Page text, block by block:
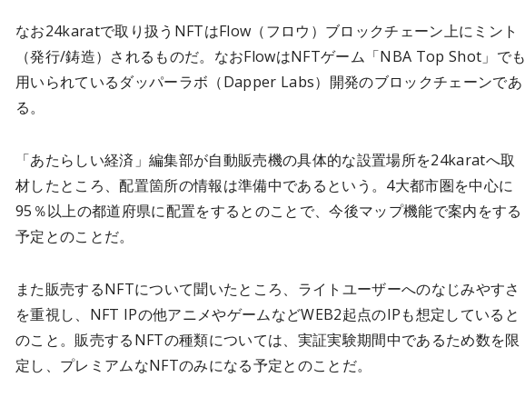
なお24karatで取り扱うNFTはFlow（フロウ）ブロックチェーン上にミント
（発行/鋳造）されるものだ。なおFlowはNFTゲーム「NBA Top Shot」でも
用いられているダッパーラボ（Dapper Labs）開発のブロックチェーンであ
る。
「あたらしい経済」編集部が自動販売機の具体的な設置場所を24karatへ取
材したところ、配置箇所の情報は準備中であるという。4大都市圏を中心に
95％以上の都道府県に配置をするとのことで、今後マップ機能で案内をする
予定とのことだ。
また販売するNFTについて聞いたところ、ライトユーザーへのなじみやすさ
を重視し、NFT IPの他アニメやゲームなどWEB2起点のIPも想定していると
のこと。販売するNFTの種類については、実証実験期間中であるため数を限
定し、プレミアムなNFTのみになる予定とのことだ。